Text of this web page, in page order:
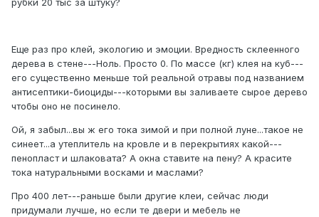
рубки 20 тыс за штуку?
Еще раз про клей, экологию и эмоции. Вредность склеенного
дерева в стене---Ноль. Просто 0. По массе (кг) клея на куб---
его существенно меньше той реальной отравы под названием
антисептики-биоциды---которыми вы заливаете сырое дерево
чтобы оно не посинело.
Ой, я забыл...вы ж его тока зимой и при полной луне...такое не
синеет...а утеплитель на кровле и в перекрытиях какой---
пенопласт и шлаковата? А окна ставите на пену? А красите
тока натуральными восками и маслами?
Про 400 лет---раньше были другие клеи, сейчас люди
придумали лучше, но если те двери и мебель не